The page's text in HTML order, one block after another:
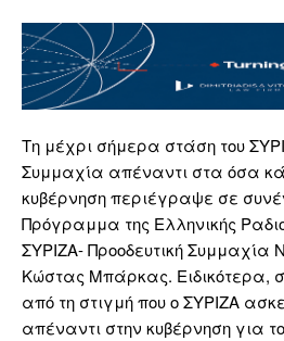
Τη μέχρι σήμερα στάση του
Συμμαχία απέναντι στα όσα
κυβέρνηση περιέγραψε σε
Πρόγραμμα της Ελληνικής
ΣΥΡΙΖΑ- Προοδευτική Συμμαχία
Κώστας Μπάρκας. Ειδικότερα,
από τη στιγμή που ο ΣΥΡΙΖΑ
απέναντι στην κυβέρνηση για